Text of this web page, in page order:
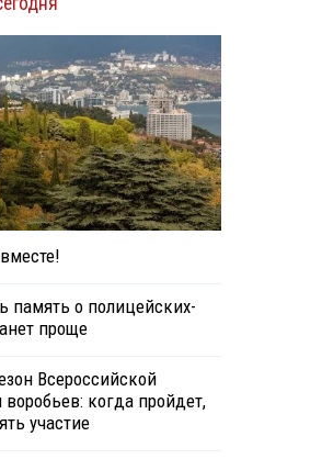
память о полицейских-
проще
Всероссийской
воробьев: когда пройдет,
участие